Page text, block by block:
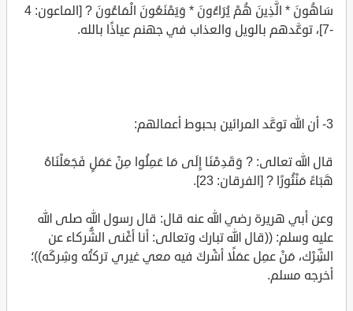
سَاهُونَ * الَّذِينَ هُمْ يُرَاءُونَ * وَيَمْنَعُونَ الْمَاعُونَ ? [الماعون: 4
-7]، توعَّدهم بالويل والعذاب في جهنم عياذًا بالله.
3- أن الله توعَّد المرائين بحبوط أعمالهم:
قال الله تعالى: ? وَقَدِمْنَا إِلَى مَا عَمِلُوا مِنْ عَمَلٍ فَجَعَلْنَاهُ
هَبَاءً مَنْثُورًا ? [الفرقان: 23].
وعن أبي هريرة رضي الله عنه قال: قال رسول الله صلى الله
عليه وسلم: ((قال الله تبارك وتعالى: أنا أغْنى الشُّركاء عن
الشِّرْك، مَنْ عمِل عمَلًا أشْركَ فيه معي غيري تركتُه وشِركَه))؛
أخرجه مسلم.